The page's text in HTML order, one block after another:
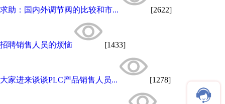
求助：国内外调节阀的比较和市... [2622]
招聘销售人员的烦恼 [1433]
大家进来谈谈PLC产品销售人员... [1278]